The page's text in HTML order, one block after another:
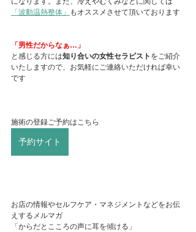
「波動温熱整体」 もオススメさせて頂いております
「男性だからなぁ…」
と感じる方には知り合いの女性セラピスト をご紹介
いたしますので、お気軽にご連絡いただければ幸い
です
施術の登録ご予約はこちら
予約サイト
お店の情報やセルフケア・マネジメントなどをお伝
えするメルマガ
「からだとこころの声に耳を傾ける」